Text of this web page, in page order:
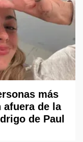
más
afuera de la
de Paul